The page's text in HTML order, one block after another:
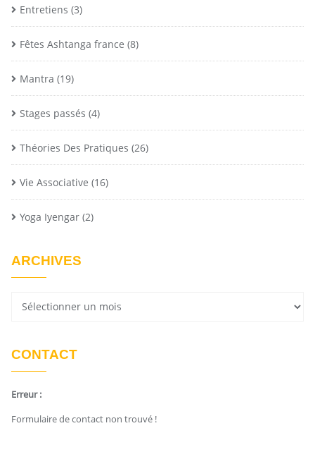
Entretiens (3)
Fêtes Ashtanga france (8)
Mantra (19)
Stages passés (4)
Théories Des Pratiques (26)
Vie Associative (16)
Yoga Iyengar (2)
ARCHIVES
CONTACT
Erreur :
Formulaire de contact non trouvé !